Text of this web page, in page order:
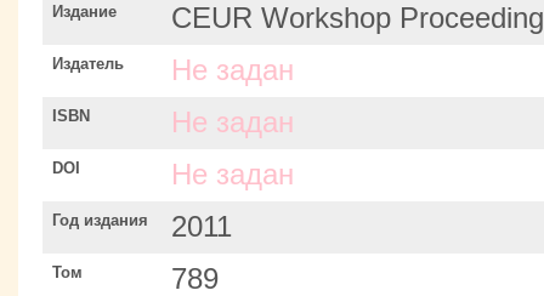
Издание CEUR Workshop
Издатель Не задан
ISBN Не задан
DOI Не задан
Год издания 2011
Том 789